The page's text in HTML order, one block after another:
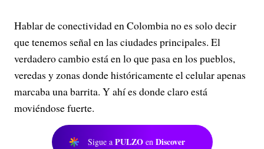
Hablar de conectividad en Colombia no es solo decir
que tenemos señal en las ciudades principales. El
verdadero cambio está en lo que pasa en los pueblos,
veredas y zonas donde históricamente el celular apenas
marcaba una barrita. Y ahí es donde claro está
moviéndose fuerte.
Sigue a PULZO en Discover